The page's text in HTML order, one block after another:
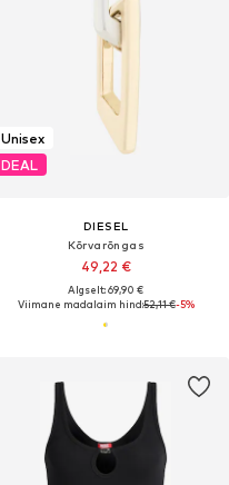
Unisex
DEAL
DIESEL
Kõrvarõngas
49,22 €
Algselt: 69,90 €
Viimane madalaim hind:52,11 €-5%